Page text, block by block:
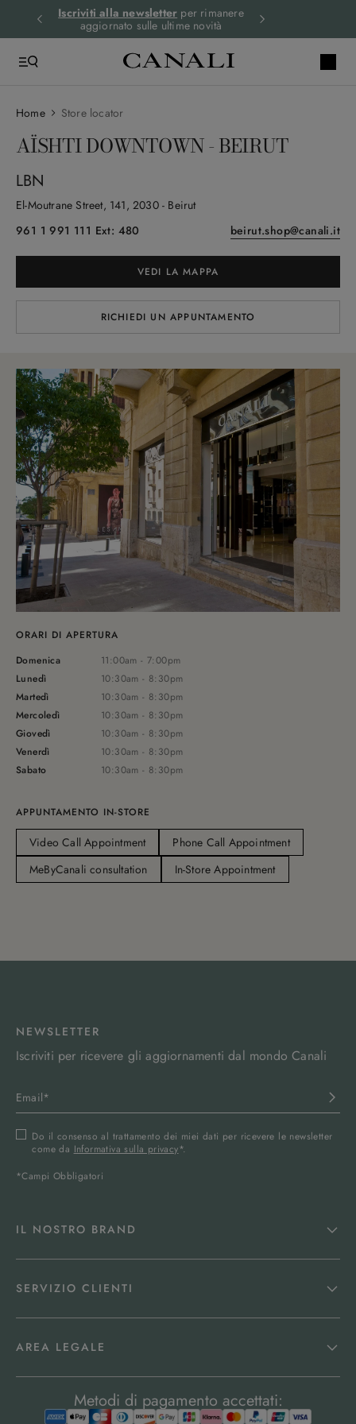
Iscriviti alla newsletter per rimanere
aggiornato sulle ultime novità
Home Store locator
AÏSHTI DOWNTOWN - BEIRUT
LBN
El-Moutrane Street, 141, 2030- Beirut
961 1 991 111 Ext: 480
beirut.shop@canali.it
VEDI LA MAPPA
RICHIEDI UN APPUNTAMENTO
ORARI DI APERTURA
Domenica
11:00am - 7:00pm
Lunedì
10:30am - 8:30pm
Martedì
10:30am - 8:30pm
Mercoledì
10:30am - 8:30pm
Giovedì
10:30am - 8:30pm
Venerdì
10:30am - 8:30pm
Sabato
10:30am - 8:30pm
APPUNTAMENTO IN-STORE
Video Call Appointment
Phone Call Appointment
MeByCanali consultation
In-Store Appointment
NEWSLETTER
Iscriviti per ricevere gli aggiornamenti dal mondo Canali
Do il consenso al trattamento dei miei dati per ricevere le newsletter
come da Informativa sulla privacy*.
*Campi Obbligatori
IL NOSTRO BRAND
SERVIZIO CLIENTI
AREA LEGALE
Metodi di pagamento accettati: